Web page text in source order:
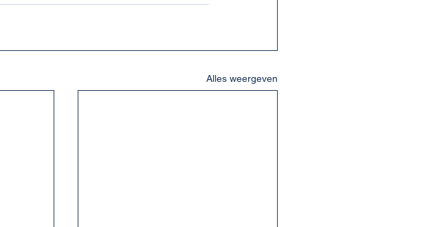
Alles weergeven